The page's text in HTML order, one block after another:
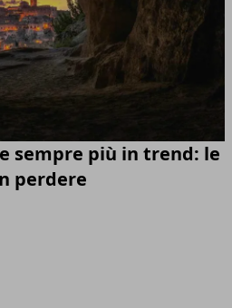
sempre più in trend: le
perdere